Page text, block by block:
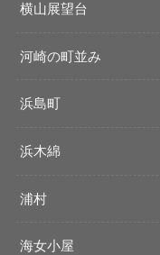
横山展望台
河崎の町並み
浜島町
浜木綿
浦村
海女小屋